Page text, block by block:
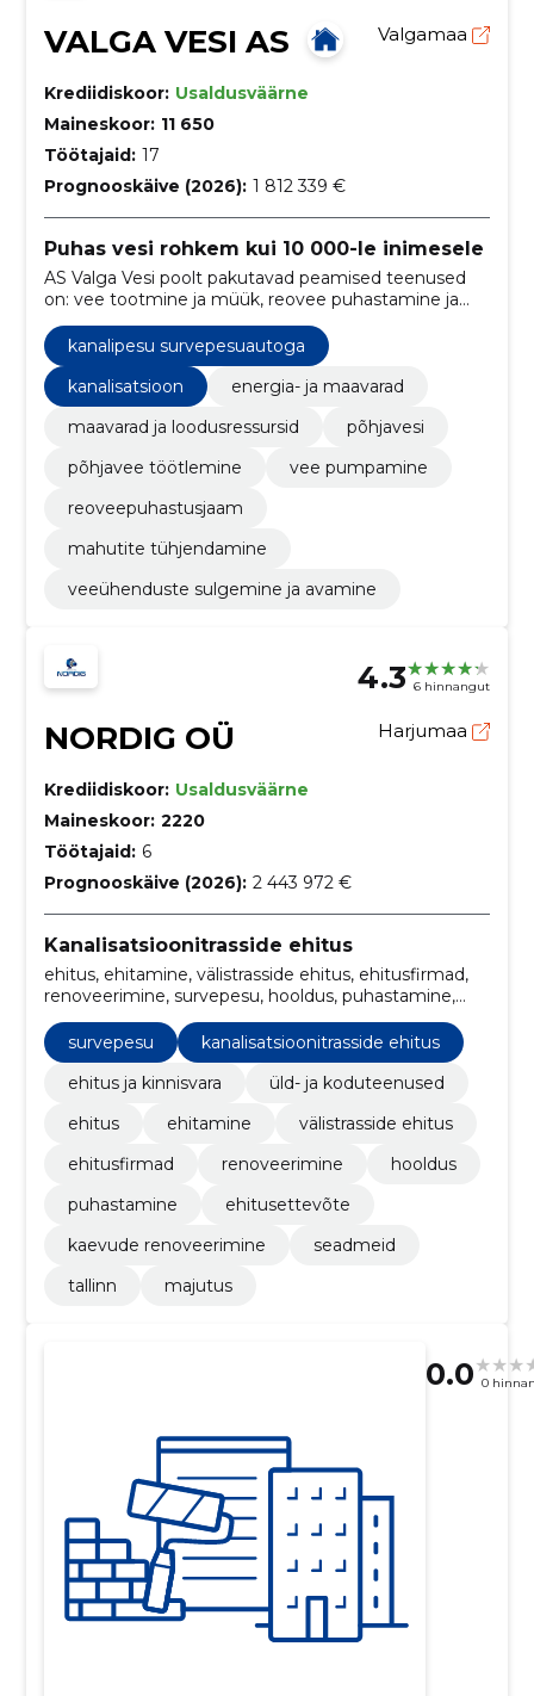
VALGA VESI AS Valgamaa
Krediidiskoor: Usaldusväärne
Maineskoor: 11 650
Töötajaid: 17
Prognooskäive (2026): 1 812 339 €
Puhas vesi rohkem kui 10 000-le inimesele
AS Valga Vesi poolt pakutavad peamised teenused
on: vee tootmine ja müük, reovee puhastamine ja
tänavavalgustuse hooldus
kanalipesu survepesuautoga
kanalisatsioon
energia- ja maavarad
maavarad ja loodusressursid
põhjavesi
põhjavee töötlemine
vee pumpamine
reoveepuhastusjaam
mahutite tühjendamine
veeühenduste sulgemine ja avamine
4.3 6 hinnangut
NORDIG OÜ Harjumaa
Krediidiskoor: Usaldusväärne
Maineskoor: 2220
Töötajaid: 6
Prognooskäive (2026): 2 443 972 €
Kanalisatsioonitrasside ehitus
ehitus, ehitamine, välistrasside ehitus, ehitusfirmad,
renoveerimine, survepesu, hooldus, puhastamine,
survepesu
kanalisatsioonitrasside ehitus
ehitus ja kinnisvara
üld- ja koduteenused
ehitus
ehitamine
välistrasside ehitus
ehitusfirmad
renoveerimine
hooldus
puhastamine
ehitusettevõte
kaevude renoveerimine
seadmeid
tallinn
majutus
0.0 0